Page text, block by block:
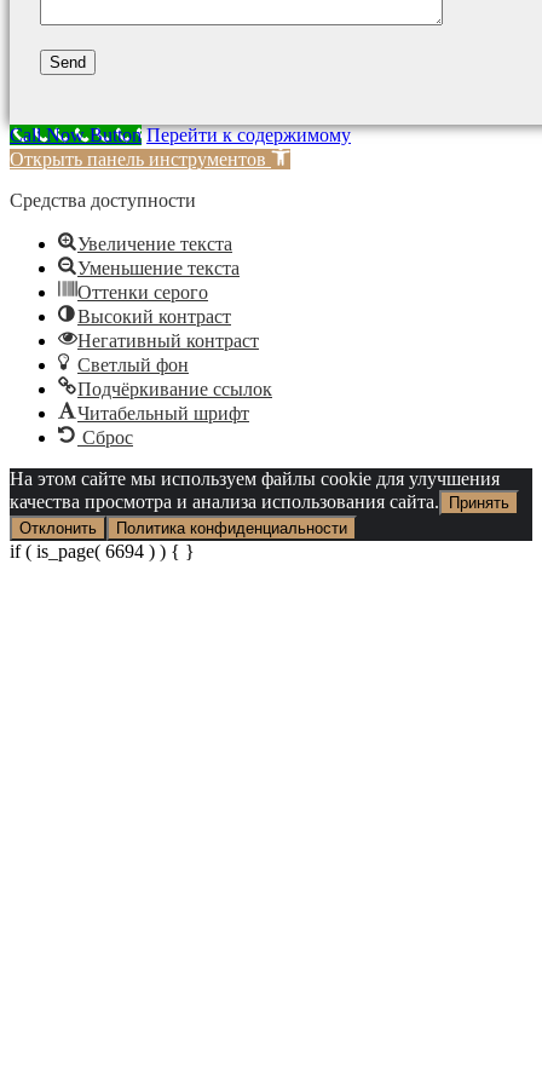
Call Now Button Перейти к содержимому
Открыть панель инструментов
Средства доступности
Увеличение текста
Уменьшение текста
Оттенки серого
Высокий контраст
Негативный контраст
Светлый фон
Подчёркивание ссылок
Читабельный шрифт
Сброс
На этом сайте мы используем файлы cookie для улучшения
качества просмотра и анализа использования сайта.
Принять
Отклонить
Политика конфиденциальности
if ( is_page( 6694 ) ) { }